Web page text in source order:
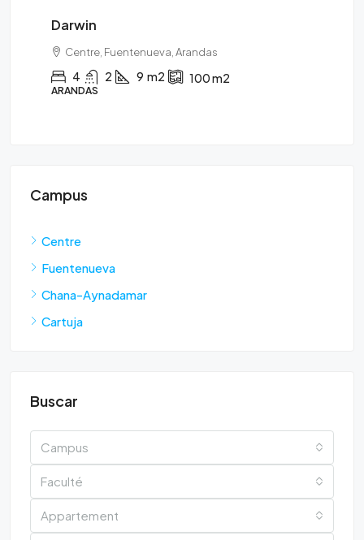
Darwin
Centre, Fuentenueva, Arandas
4 2 9 m2 100m2
ARANDAS
Campus
Centre
Fuentenueva
Chana-Aynadamar
Cartuja
Buscar
Campus
Faculté
Appartement